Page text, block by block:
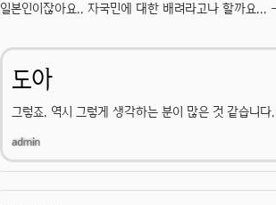
일본인이잖아요.. 자국민에 대한 배려라고나 할까요
도아
그렇죠. 역시 그렇게 생각하는 분이 많은 것 같습니다.